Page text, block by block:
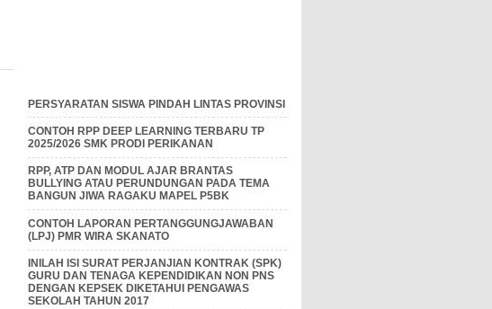
PERSYARATAN SISWA PINDAH LINTAS PROVINSI
CONTOH RPP DEEP LEARNING TERBARU TP
2025/2026 SMK PRODI PERIKANAN
RPP, ATP DAN MODUL AJAR BRANTAS
BULLYING ATAU PERUNDUNGAN PADA TEMA
BANGUN JIWA RAGAKU MAPEL P5BK
CONTOH LAPORAN PERTANGGUNGJAWABAN
(LPJ) PMR WIRA SKANATO
INILAH ISI SURAT PERJANJIAN KONTRAK (SPK)
GURU DAN TENAGA KEPENDIDIKAN NON PNS
DENGAN KEPSEK DIKETAHUI PENGAWAS
SEKOLAH TAHUN 2017